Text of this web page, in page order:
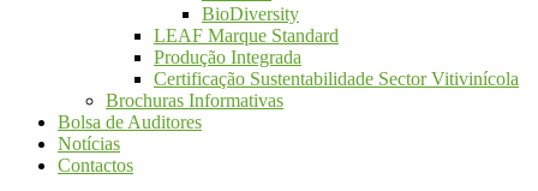
BioDiversity
LEAF Marque Standard
Produção Integrada
Certificação Sustentabilidade Sector Vitivinícola
Brochuras Informativas
Bolsa de Auditores
Notícias
Contactos